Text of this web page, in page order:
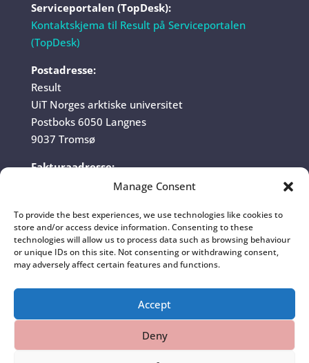
Manage Consent
To provide the best experiences, we use technologies like cookies to
store and/or access device information. Consenting to these
technologies will allow us to process data such as browsing behaviour
or unique IDs on this site. Not consenting or withdrawing consent,
may adversely affect certain features and functions.
Accept
Deny
Serviceportalen (TopDesk):
Kontaktskjema til Result på Serviceportalen
(TopDesk)
Postadresse:
Result
UiT Norges arktiske universitet
Postboks 6050 Langnes
9037 Tromsø
Fakturaadresse:
UiT Norges arktiske universitet
Postboks 6050 Langnes
9037 Tromsø
Organisasjonsnummer: